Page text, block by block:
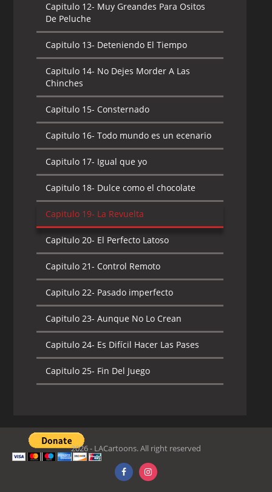
Capitulo 12- Muy Greandes Para Ositos
De Peluche
Capitulo 13- Deteniendo El Tiempo
Capitulo 14- No Dejes Morder A Las
Chinches
Capitulo 15- Consternado
Capitulo 16- Todo mundo es un ecenario
Capitulo 17- Igual que yo
Capitulo 18- Dulce como el chocolate
Capitulo 19- La Revuelta
Capitulo 20- El Perfecto Latoso
Capitulo 21- Control Remoto
Capitulo 22- Pasado imperfecto
Capitulo 23- Aunque No Lo Crean
Capitulo 24- Es Difícil Hacer Las Pases
Capitulo 25- Fin Del Juego
2026 - LACartoons. All right reserved